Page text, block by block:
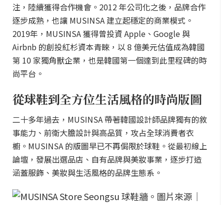
注，陸續獲得合作機會。2012 年公司化之後，品牌合作
逐步成熟，也讓 MUSINSA 建立起穩定的商業模式。
2019年，MUSINSA 獲得曾投資 Apple、Google 與
Airbnb 的創投紅杉資本青睞，以 8 億美元估值成為韓國
第 10 家獨角獸企業，也是韓國第一個達到此里程碑的時
尚平台。
從球鞋到全方位生活風格的時尚版圖
二十多年過去，MUSINSA 帶著韓國設計師品牌獨有的敘
事能力、前衛大膽設計與高品質，攻占全球消費者衣
櫥。MUSINSA 的版圖早已不再侷限於球鞋。從最初線上
論壇，發展出選品店、自有品牌與美妝事業，逐步打造
涵蓋服飾、美妝與生活風格的品牌生態系。